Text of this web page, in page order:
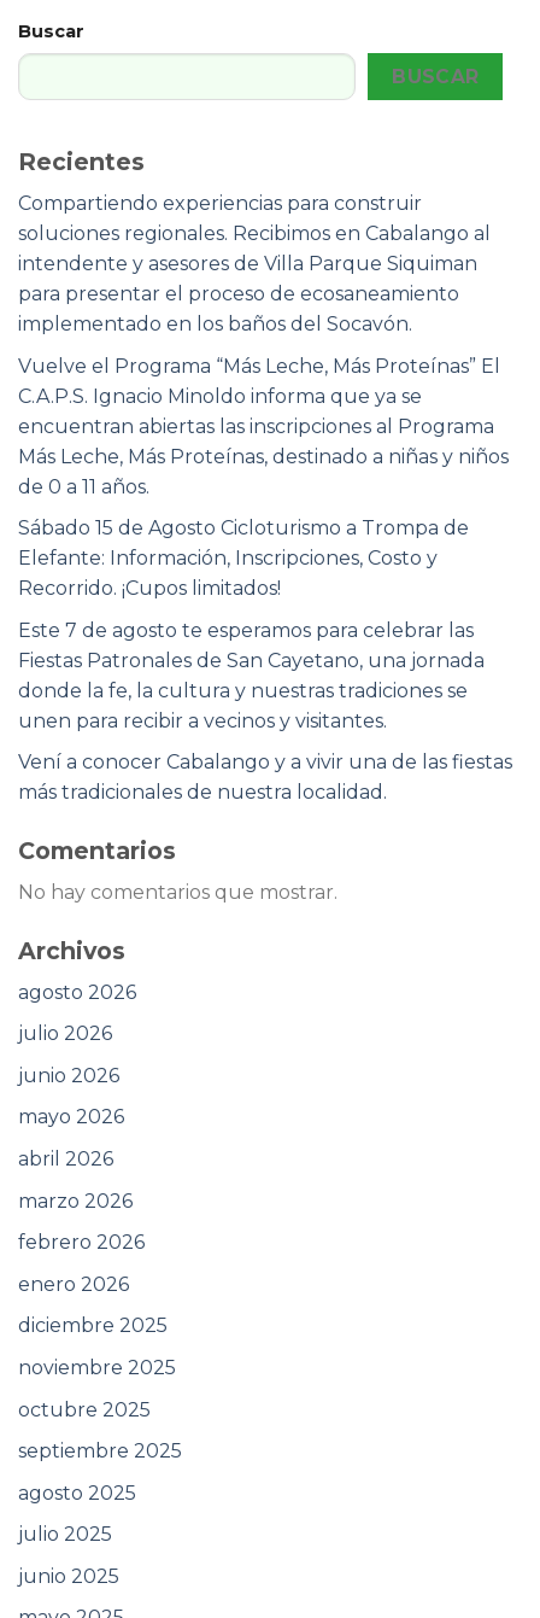
Buscar
BUSCAR
Recientes
Compartiendo experiencias para construir
soluciones regionales. Recibimos en Cabalango al
intendente y asesores de Villa Parque Siquiman
para presentar el proceso de ecosaneamiento
implementado en los baños del Socavón.
Vuelve el Programa “Más Leche, Más Proteínas” El
C.A.P.S. Ignacio Minoldo informa que ya se
encuentran abiertas las inscripciones al Programa
Más Leche, Más Proteínas, destinado a niñas y niños
de 0 a 11 años.
Sábado 15 de Agosto Cicloturismo a Trompa de
Elefante: Información, Inscripciones, Costo y
Recorrido. ¡Cupos limitados!
Este 7 de agosto te esperamos para celebrar las
Fiestas Patronales de San Cayetano, una jornada
donde la fe, la cultura y nuestras tradiciones se
unen para recibir a vecinos y visitantes.
Vení a conocer Cabalango y a vivir una de las fiestas
más tradicionales de nuestra localidad.
Comentarios
No hay comentarios que mostrar.
Archivos
agosto 2026
julio 2026
junio 2026
mayo 2026
abril 2026
marzo 2026
febrero 2026
enero 2026
diciembre 2025
noviembre 2025
octubre 2025
septiembre 2025
agosto 2025
julio 2025
junio 2025